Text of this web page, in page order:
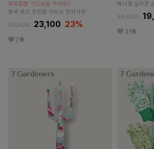
북유럽풍 가드닝을 꾸며요!!
영국 로즈 프린팅 가드닝 전지가위
30,000 23,100 23%
2
애니멀 실리콘
38,000
31